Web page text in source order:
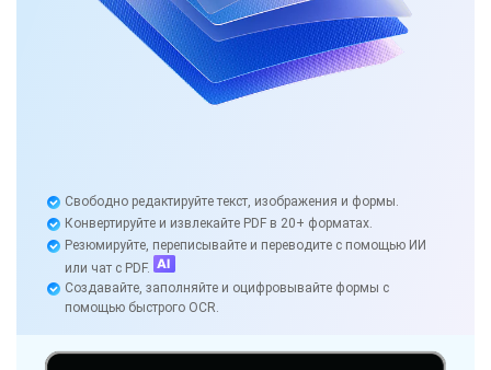
Свободно редактируйте текст, изображения и формы.
Конвертируйте и извлекайте PDF в 20+ форматах.
Резюмируйте, переписывайте и переводите с помощью ИИ
или чат с PDF.
Создавайте, заполняйте и оцифровывайте формы с
помощью быстрого OCR.